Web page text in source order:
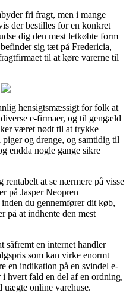
fri fragt, men i mange
der bestilles for en konkret
dig den mest letkøbte form
sig tæt på Fredericia,
til at køre varerne til
hensigtsmæssigt for folk at
e-firmaer, og til gengæld
været nødt til at trykke
og drenge, og samtidig til
endda nogle gange sikre
at se nærmere på visse
på Jasper Neopren
du gennemfører dit køb,
på at indhente den mest
såfremt en internet handler
som kan virke enormt
en indikation på en svindel e-
hvert fald en del af en ordning,
uægte online varehuse.